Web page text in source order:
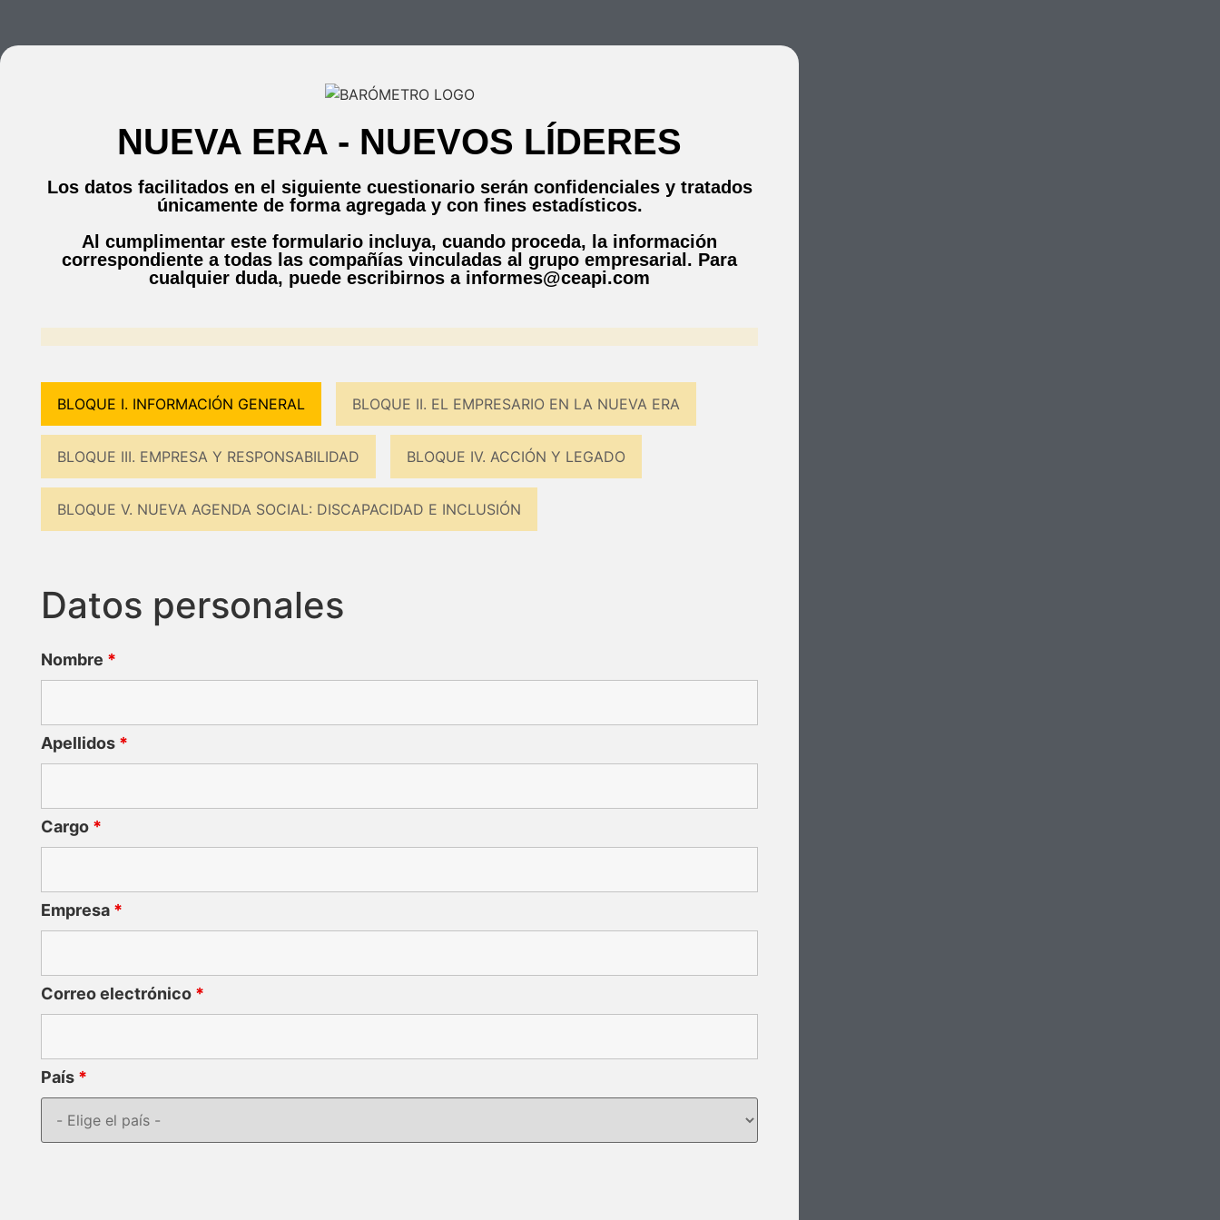
NUEVA ERA - NUEVOS LÍDERES
Los datos facilitados en el siguiente cuestionario serán confidenciales y tratados
únicamente de forma agregada y con fines estadísticos.
Al cumplimentar este formulario incluya, cuando proceda, la información
correspondiente a todas las compañías vinculadas al grupo empresarial. Para
cualquier duda, puede escribirnos a informes@ceapi.com
BLOQUE I. INFORMACIÓN GENERAL BLOQUE II. EL EMPRESARIO EN LA NUEVA ERA
BLOQUE III. EMPRESA Y RESPONSABILIDAD BLOQUE IV. ACCIÓN Y LEGADO
BLOQUE V. NUEVA AGENDA SOCIAL: DISCAPACIDAD E INCLUSIÓN
Datos personales
Nombre *
Apellidos *
Cargo *
Empresa *
Correo electrónico *
País *